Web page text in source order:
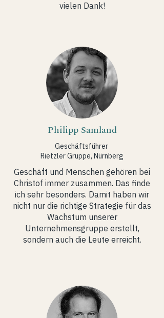
vielen Dank!
Philipp Samland
Geschäftsführer
Rietzler Gruppe, Nürnberg
Geschäft und Menschen gehören bei
Christof immer zusammen. Das finde
ich sehr besonders. Damit haben wir
nicht nur die richtige Strategie für das
Wachstum unserer
Unternehmensgruppe erstellt,
sondern auch die Leute erreicht.